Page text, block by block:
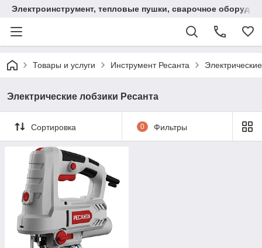
Электроинструмент, тепловые пушки, сварочное
Товары и услуги Инструмент Ресанта
Электрические лобзики Ресанта
Сортировка 0 Фильтры